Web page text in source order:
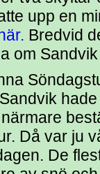
upp en
Bredvid
om
Då var ju
De